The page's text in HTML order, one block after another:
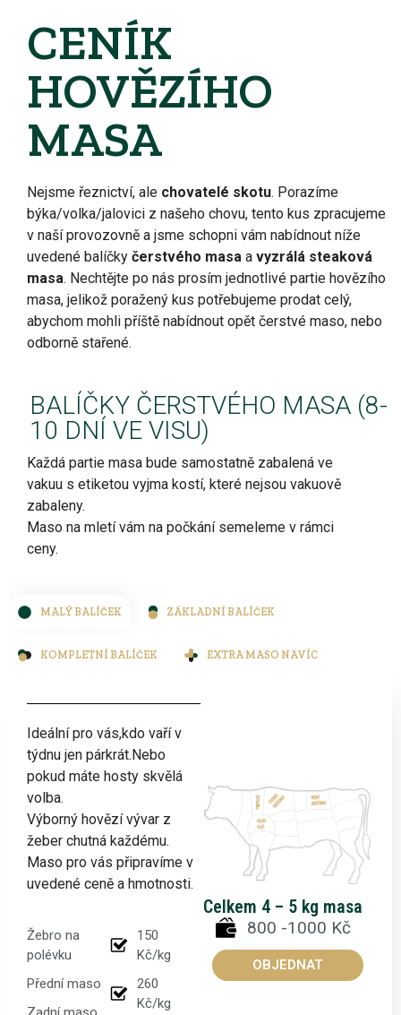
CENÍK
HOVĚZÍHO
MASA
Nejsme řeznictví, ale chovatelé skotu. Porazíme
býka/volka/jalovici z našeho chovu, tento kus zpracujeme
v naší provozovně a jsme schopni vám nabídnout níže
uvedené balíčky čerstvého masa a vyzrálá steaková
masa. Nechtějte po nás prosím jednotlivé partie hovězího
masa, jelikož poražený kus potřebujeme prodat celý,
abychom mohli příště nabídnout opět čerstvé maso, nebo
odborně stařené.
BALÍČKY ČERSTVÉHO MASA (8-
10 DNÍ VE VISU)
Každá partie masa bude samostatně zabalená ve
vakuu s etiketou vyjma kostí, které nejsou vakuově
zabaleny.
Maso na mletí vám na počkání semeleme v rámci
ceny.
MALÝ BALÍČEK ZÁKLADNÍ BALÍČEK
KOMPLETNÍ BALÍČEK EXTRA MASO NAVÍC
Ideální pro vás,kdo vaří v
týdnu jen párkrát.Nebo
pokud máte hosty skvělá
volba.
Výborný hovězí vývar z
žeber chutná každému.
Maso pro vás připravíme v
uvedené ceně a hmotnosti.
Žebro na
polévku
Přední maso
150
Kč/kg
260
Kč/kg
Celkem 4 – 5 kg masa
800 -1000 Kč
OBJEDNAT